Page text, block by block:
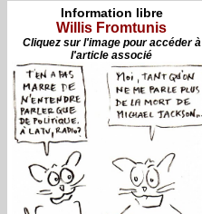
Information libre
Willis Fromtunis
Cliquez sur l'image pour accéder à
l'article associé